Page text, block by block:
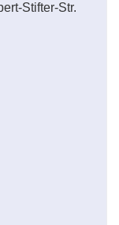
Stifter-Str.